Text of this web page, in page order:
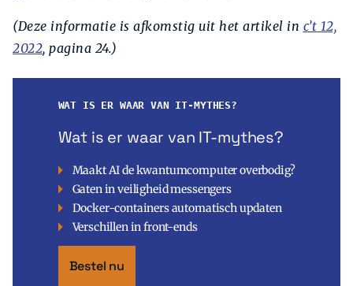
(Deze informatie is afkomstig uit het artikel in c’t 12,
2022, pagina 24.)
WAT IS ER WAAR VAN IT-MYTHES?
Wat is er waar van IT-mythes?
Maakt AI de kwantumcomputer overbodig?
Gaten in veiligheid messengers
Docker-containers automatisch updaten
Verschillen in front-ends
Bestel nu